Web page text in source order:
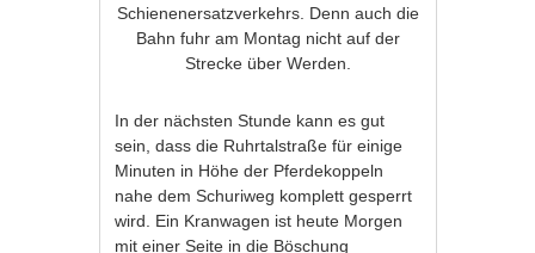
Schienenersatzverkehrs. Denn auch die
Bahn fuhr am Montag nicht auf der
Strecke über Werden.
In der nächsten Stunde kann es gut
sein, dass die Ruhrtalstraße für einige
Minuten in Höhe der Pferdekoppeln
nahe dem Schuriweg komplett gesperrt
wird. Ein Kranwagen ist heute Morgen
mit einer Seite in die Böschung